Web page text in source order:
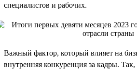
специалистов и рабочих.
Важный фактор, который влияет на
внутренняя конкуренция за кадры.